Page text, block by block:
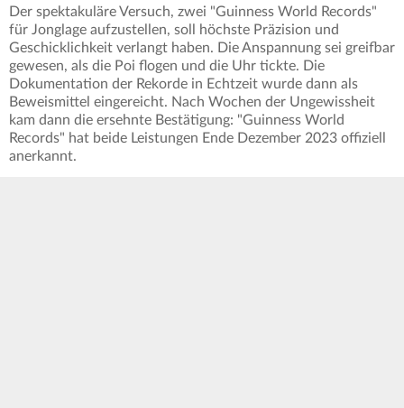
Der spektakuläre Versuch, zwei "Guinness World Records"
für Jonglage aufzustellen, soll höchste Präzision und
Geschicklichkeit verlangt haben. Die Anspannung sei greifbar
gewesen, als die Poi flogen und die Uhr tickte. Die
Dokumentation der Rekorde in Echtzeit wurde dann als
Beweismittel eingereicht. Nach Wochen der Ungewissheit
kam dann die ersehnte Bestätigung: "Guinness World
Records" hat beide Leistungen Ende Dezember 2023 offiziell
anerkannt.